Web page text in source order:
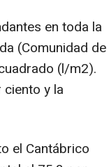
en toda la
(Comunidad de
(l/m2).
y la
el Cantábrico